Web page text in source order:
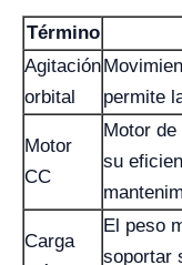
Término
Agitación
orbital
permite
Motor
CC
Motor
su
Carga
El peso
soportar